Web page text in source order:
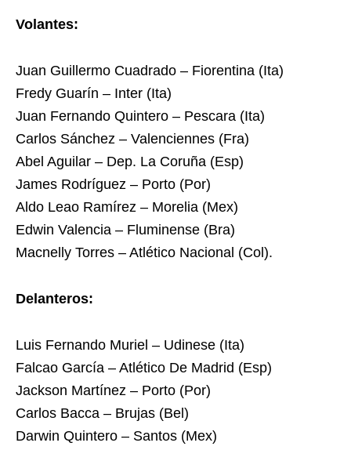
Volantes:
Juan Guillermo Cuadrado – Fiorentina (Ita)
Fredy Guarín – Inter (Ita)
Juan Fernando Quintero – Pescara (Ita)
Carlos Sánchez – Valenciennes (Fra)
Abel Aguilar – Dep. La Coruña (Esp)
James Rodríguez – Porto (Por)
Aldo Leao Ramírez – Morelia (Mex)
Edwin Valencia – Fluminense (Bra)
Macnelly Torres – Atlético Nacional (Col).
Delanteros:
Luis Fernando Muriel – Udinese (Ita)
Falcao García – Atlético De Madrid (Esp)
Jackson Martínez – Porto (Por)
Carlos Bacca – Brujas (Bel)
Darwin Quintero – Santos (Mex)